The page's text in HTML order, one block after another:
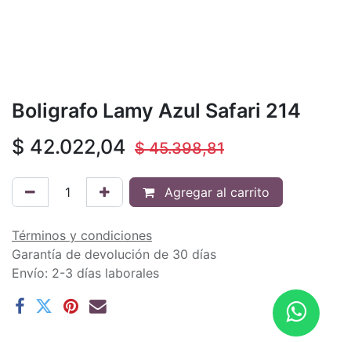
Boligrafo Lamy Azul Safari 214
$ 42.022,04 $45.398,81
Agregar al carrito
Términos y condiciones
Garantía de devolución de 30 días
Envío: 2-3 días laborales